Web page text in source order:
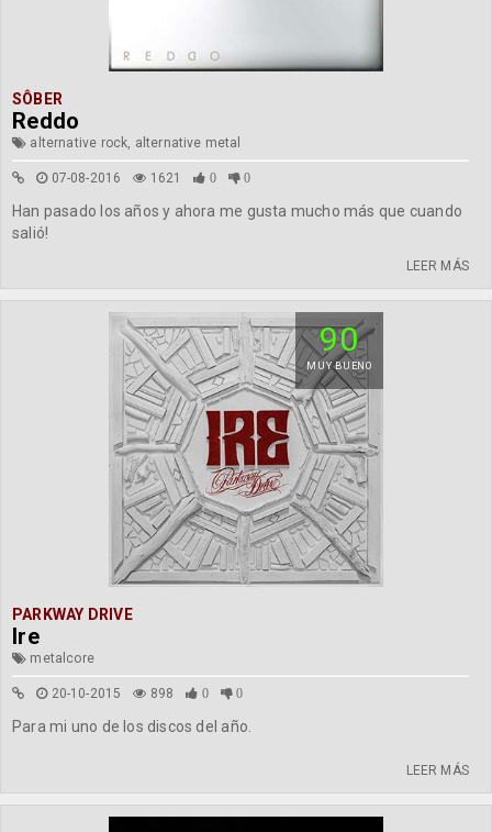
SÔBER
Reddo
alternative rock, alternative metal
07-08-2016 1621 0 0
Han pasado los años y ahora me gusta mucho más que cuando
salió!
LEER MÁS
90
MUY BUENO
PARKWAY DRIVE
Ire
metalcore
20-10-2015 898 0 0
Para mi uno de los discos del año.
LEER MÁS